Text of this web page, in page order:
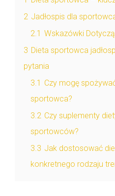
2 Jadłospis dla
2.1 Wskazówki
3 Dieta sportowca
pytania
3.1 Czy mogę
sportowca?
3.2 Czy suplementy
sportowców?
3.3 Jak dostosować
konkretnego rodzaju